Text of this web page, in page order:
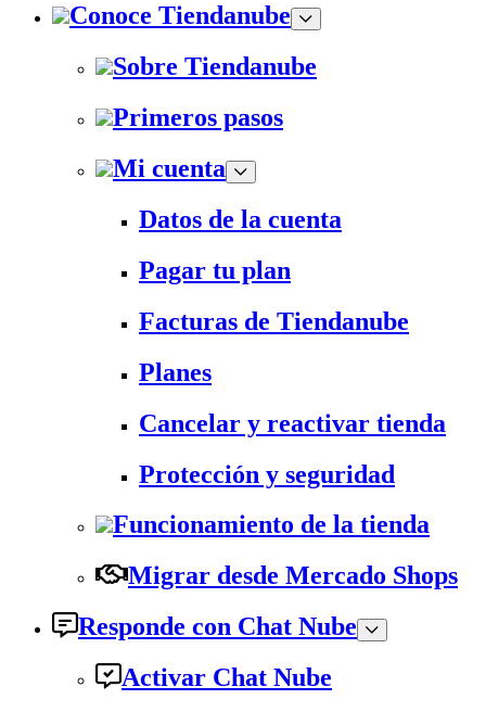
Conoce Tiendanube
Sobre Tiendanube
Primeros pasos
Mi cuenta
Datos de la cuenta
Pagar tu plan
Facturas de Tiendanube
Planes
Cancelar y reactivar tienda
Protección y seguridad
Funcionamiento de la tienda
Migrar desde Mercado Shops
Responde con Chat Nube
Activar Chat Nube